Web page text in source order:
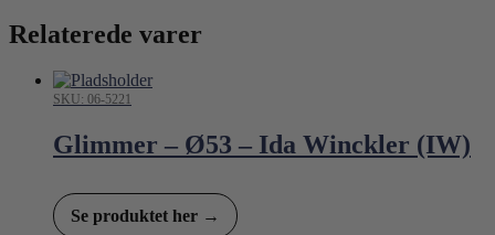
Relaterede varer
SKU: 06-5221
Glimmer – Ø53 – Ida Winckler (IW)
Se produktet her →